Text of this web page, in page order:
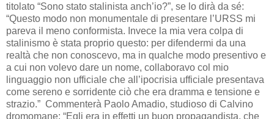
titolato “Sono stato stalinista anch’io?”, se lo dirà da sé:
“Questo modo non monumentale di presentare l’URSS mi
pareva il meno conformista. Invece la mia vera colpa di
stalinismo è stata proprio questo: per difendermi da una
realtà che non conoscevo, ma in qualche modo presentivo e
a cui non volevo dare un nome, collaboravo col mio
linguaggio non ufficiale che all’ipocrisia ufficiale presentava
come sereno e sorridente ciò che era dramma e tensione e
strazio.” Commenterà Paolo Amadio, studioso di Calvino
dromomane: “Egli era in effetti un buon propagandista, che